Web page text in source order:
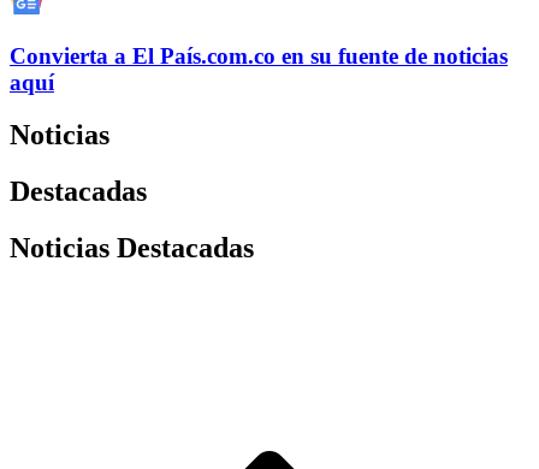
Convierta a El País.com.co en su fuente de noticias
aquí
Noticias
Destacadas
Noticias Destacadas